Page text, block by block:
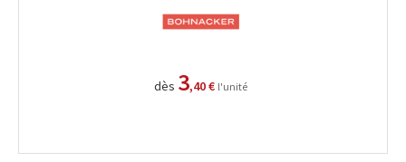
dès 3,40 € l'unité